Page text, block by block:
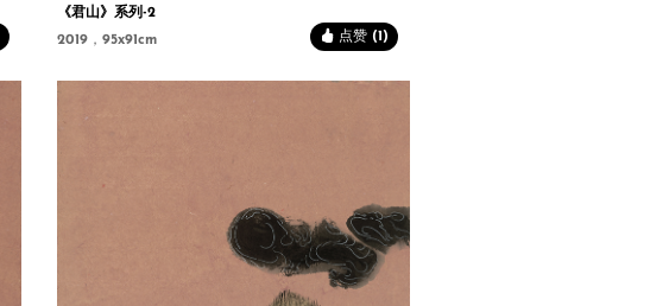
《君山》系列-2
2019，95x91cm
点赞 (1)